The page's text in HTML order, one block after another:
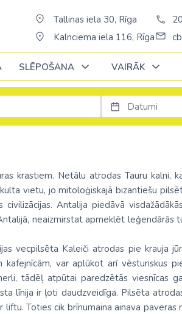
Tallinas iela 30, Rīga
Kalnciema iela 116, Rīga
Decembrī
Bali (pārsēš. Stambulā)
Šrilanka /pārsēš. Stambulā/
Taizeme (pārsēš. Stambulā)
Vjetnama (pārsēš. Stambulā)
Decembrī
AAE
Austrālija
Austrija
Azerbaidžāna
Butāna
Dienvidkoreja
ASV
Decembrī
Turcija
Ungārija
Zviedrija
SLĒPOŠANA VAIRĀK
krastiem. Netālu atrodas Tauru kalni,
vietu, jo mitoloģiskajā bizantiešu
Antalija piedāvā
neaizmirstat apmeklēt leģendārās
vecpilsēta Kaleiči atrodas pie krauja
var aplūkot arī vēsturiskus
tādēļ atpūtai paredzētās viesnīcas
līnija ir ļoti daudzveidīga. Pilsēta
Toties cik brīnumaina ainava paveras